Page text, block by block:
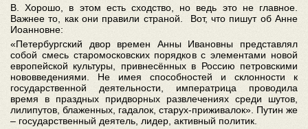
В. Хорошо, в этом есть сходство, но ведь это не главное.
Важнее то, как они правили страной. Вот, что пишут об Анне
Иоанновне:
«Петербургский двор времен Анны Ивановны представлял
собой смесь старомосковских порядков с элементами новой
европейской культуры, привнесённых в Россию петровскими
нововведениями. Не имея способностей и склонности к
государственной деятельности, императрица проводила
время в праздных придворных развлечениях среди шутов,
лилипутов, блаженных, гадалок, старух-приживалок». Путин же
– государственный деятель, лидер, активный политик.